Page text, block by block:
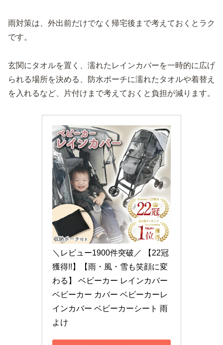
雨対策は、外出前だけでなく帰宅後まで考えておくとラク
です。
玄関にタオルを置く、濡れたレインカバーを一時的に広げ
られる場所を決める、防水ポーチに濡れたタオルや着替え
を入れるなど、片付けまで考えておくと負担が減ります。
＼レビュー1900件突破／ 【22冠
獲得!!】【雨・風・雪も笑顔に変
わる】 ベビーカー レインカバー
ベビーカー カバー ベビーカーレ
インカバー ベビーカーシート 雨
よけ